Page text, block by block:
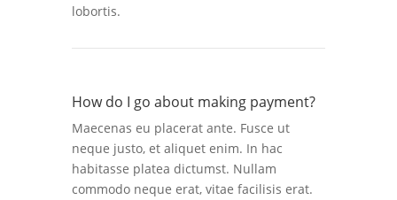
lobortis.
How do I go about making payment?
Maecenas eu placerat ante. Fusce ut
neque justo, et aliquet enim. In hac
habitasse platea dictumst. Nullam
commodo neque erat, vitae facilisis erat.